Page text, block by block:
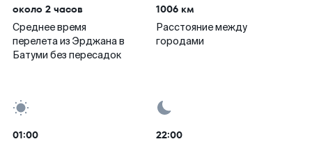
около 2 часов
Среднее время
перелета из Эрджана в
Батуми без пересадок
1006 км
Расстояние между
городами
01:00 22:00